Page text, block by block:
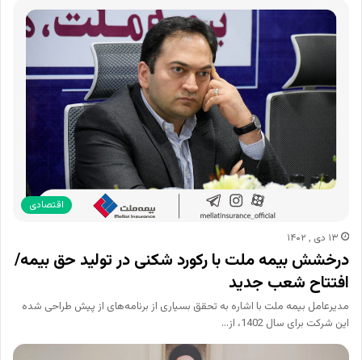
اقتصادی
۱۳ دی , ۱۴۰۲
درخشش بیمه ملت با رکورد شکنی در تولید حق بیمه/
افتتاح شعب جدید
مدیرعامل بیمه ملت با اشاره به تحقق بسیاری از برنامه‌های از پیش طراحی شده
این شرکت برای سال 1402، از…